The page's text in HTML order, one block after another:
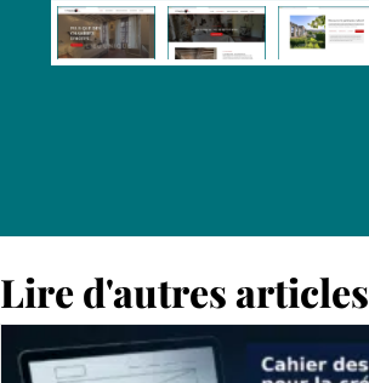
Lire d'autres articles